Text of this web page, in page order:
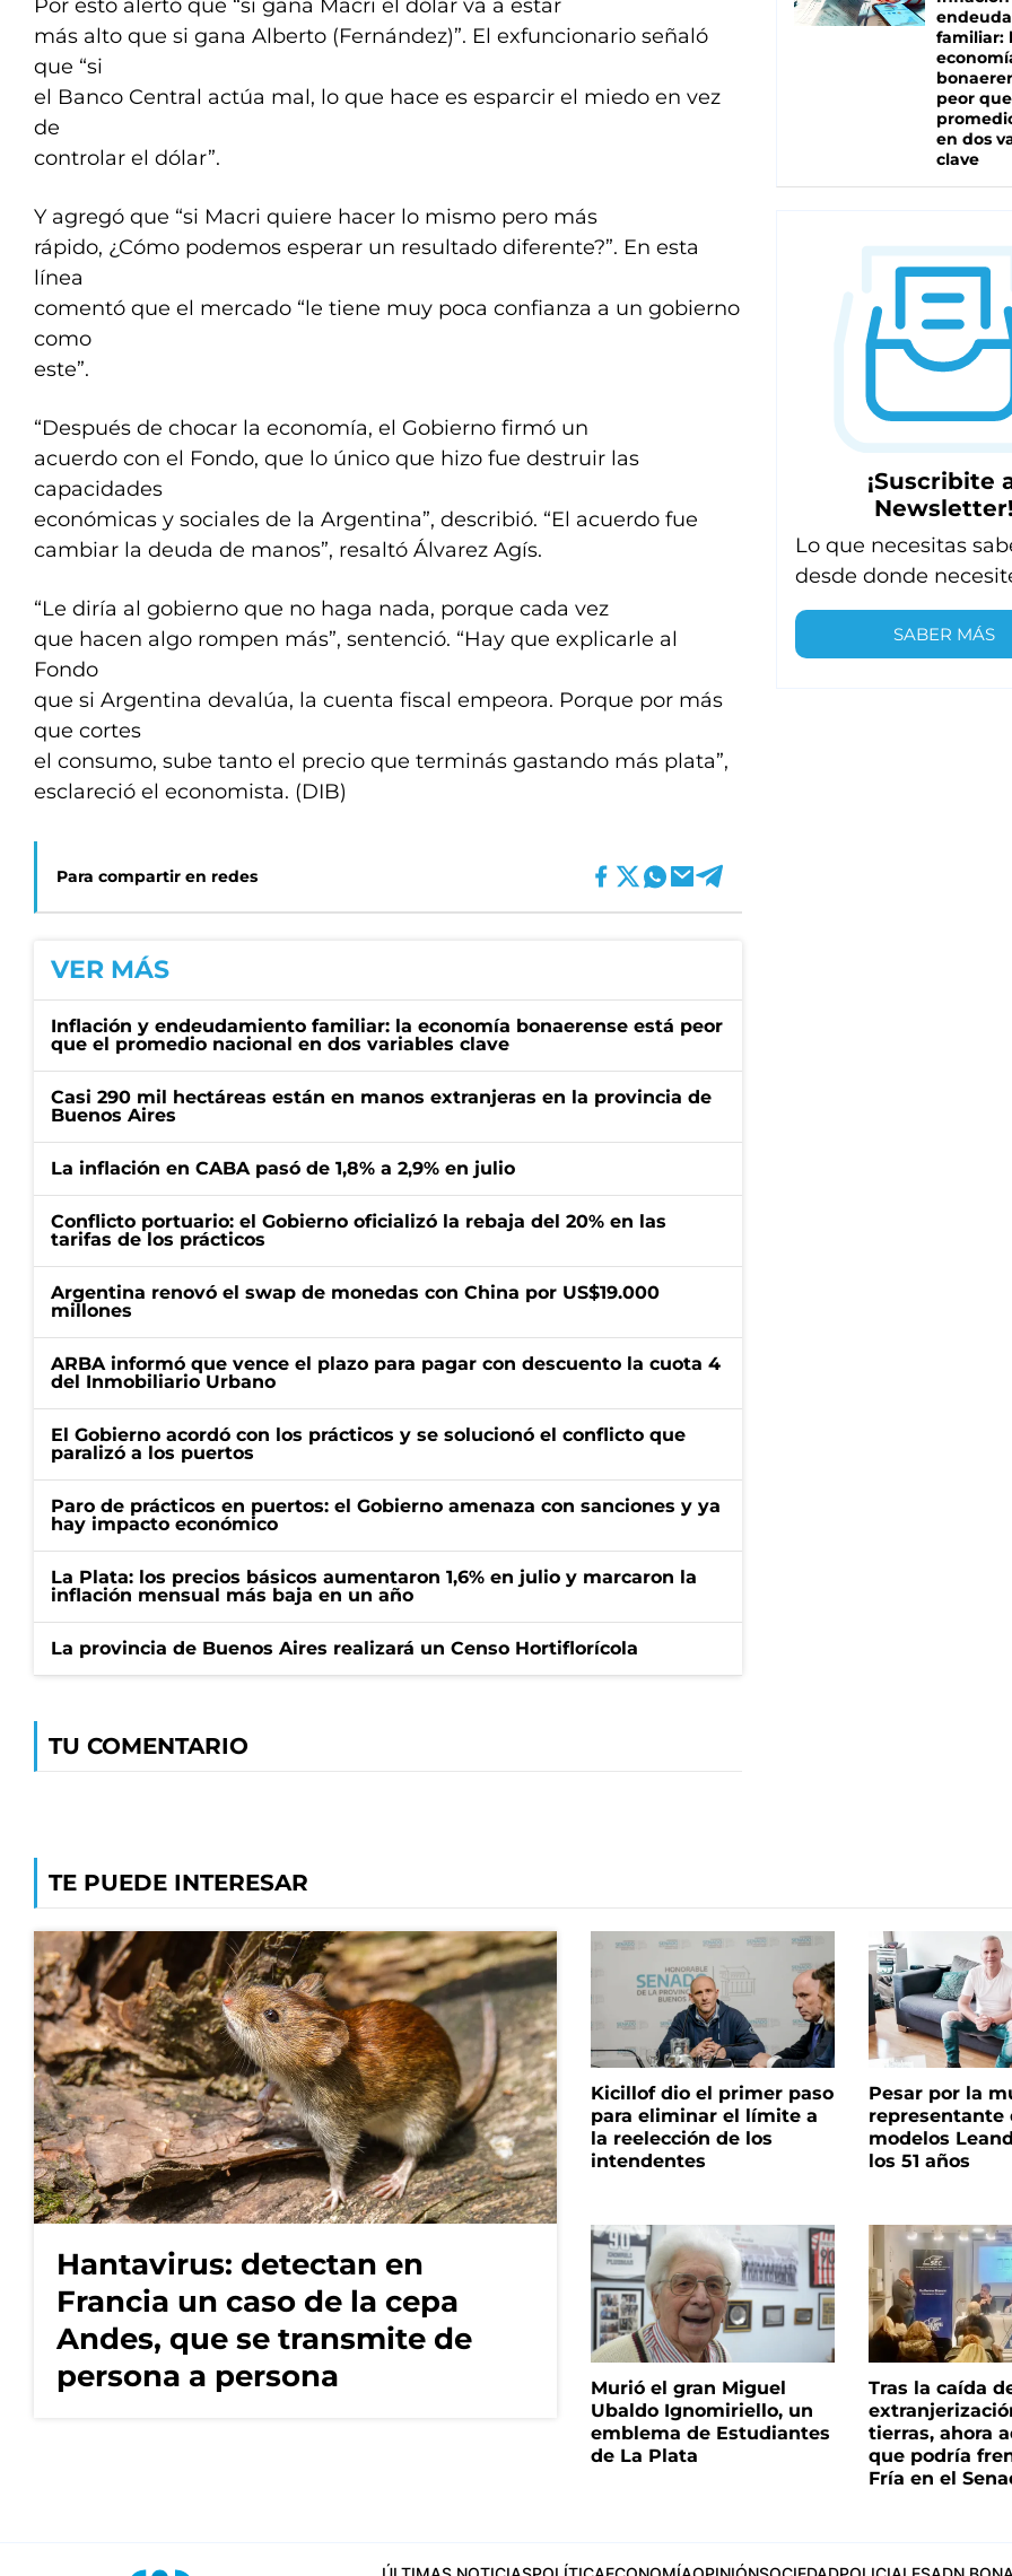
Por esto alertó que “si gana Macri el dólar va a estar
más alto que si gana Alberto (Fernández)”. El exfuncionario señaló
que “si
el Banco Central actúa mal, lo que hace es esparcir el miedo en vez
de
controlar el dólar”.
Y agregó que “si Macri quiere hacer lo mismo pero más
rápido, ¿Cómo podemos esperar un resultado diferente?”. En esta
línea
comentó que el mercado “le tiene muy poca confianza a un gobierno
como
este”.
“Después de chocar la economía, el Gobierno firmó un
acuerdo con el Fondo, que lo único que hizo fue destruir las
capacidades
económicas y sociales de la Argentina”, describió. “El acuerdo fue
cambiar la deuda de manos”, resaltó Álvarez Agís.
“Le diría al gobierno que no haga nada, porque cada vez
que hacen algo rompen más”, sentenció. “Hay que explicarle al
Fondo
que si Argentina devalúa, la cuenta fiscal empeora. Porque por más
que cortes
el consumo, sube tanto el precio que terminás gastando más plata”,
esclareció el economista. (DIB)
Para compartir en redes
VER MÁS
Inflación y endeudamiento familiar: la economía bonaerense está peor
que el promedio nacional en dos variables clave
Casi 290 mil hectáreas están en manos extranjeras en la provincia de
Buenos Aires
La inflación en CABA pasó de 1,8% a 2,9% en julio
Conflicto portuario: el Gobierno oficializó la rebaja del 20% en las
tarifas de los prácticos
Argentina renovó el swap de monedas con China por US$19.000
millones
ARBA informó que vence el plazo para pagar con descuento la cuota 4
del Inmobiliario Urbano
El Gobierno acordó con los prácticos y se solucionó el conflicto que
paralizó a los puertos
Paro de prácticos en puertos: el Gobierno amenaza con sanciones y ya
hay impacto económico
La Plata: los precios básicos aumentaron 1,6% en julio y marcaron la
inflación mensual más baja en un año
La provincia de Buenos Aires realizará un Censo Hortiflorícola
TU COMENTARIO
familiar:
peor
en dos
clave
¡Suscribite
Lo que necesitas
desde donde
SABER MÁS
TE PUEDE INTERESAR
Hantavirus: detectan en
Francia un caso de la cepa
Andes, que se transmite de
persona a persona
Kicillof dio el primer paso
para eliminar el límite a
la reelección de los
intendentes
Pesar por la
representante
modelos
los 51 años
Murió el gran Miguel
Ubaldo Ignomiriello, un
emblema de Estudiantes
de La Plata
Tras la caída
tierras, ahora
que podría
Fría en el